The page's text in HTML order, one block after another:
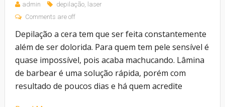
admin depilação, laser
Comments are off
Depilação a cera tem que ser feita constantemente
além de ser dolorida. Para quem tem pele sensível é
quase impossível, pois acaba machucando. Lâmina
de barbear é uma solução rápida, porém com
resultado de poucos dias e há quem acredite